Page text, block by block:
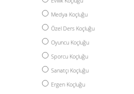
Medya Koçluğu
Özel Ders Koçluğu
Oyuncu Koçluğu
Sporcu Koçluğu
Sanatçı Koçluğu
Ergen Koçluğu